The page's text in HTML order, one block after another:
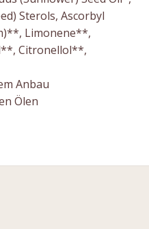
Sterols, Ascorbyl
Limonene**,
Citronellol**,
Anbau
Ölen